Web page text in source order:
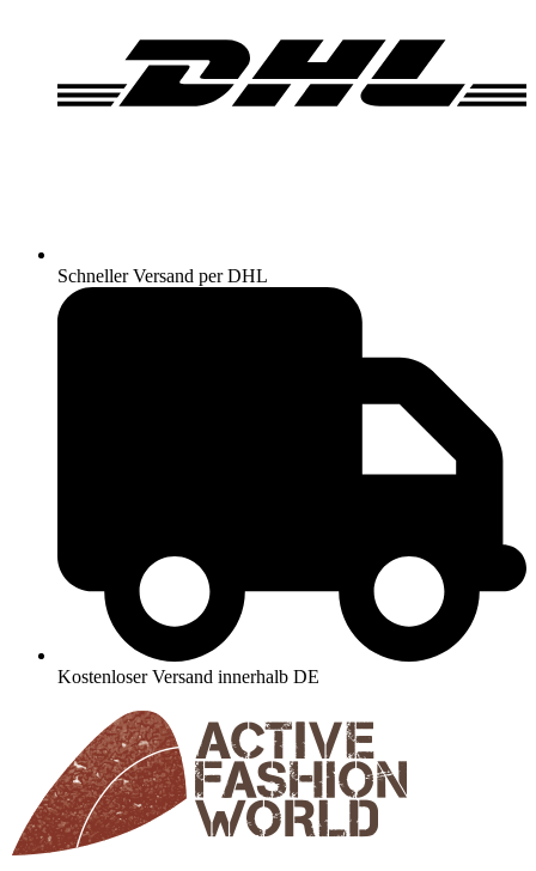
Schneller Versand per DHL
Kostenloser Versand innerhalb DE